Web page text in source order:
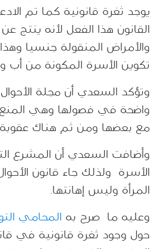
يوجد ثغرة قانونية كما تم
القانون هذا الفعل لأنه ينتج
والأمراض المنقولة جنسيا
تكوين الأسرة المكونة من أب
وتؤكد السعدي أن مجلة
واضحة في فصولها وهي المنع
مع بعضها ومن ثم هناك عقوبة
وأضافت السعدي أن المشرع
الأسرة ولذلك جاء قانون
المرأة وليس إهانتها.
وعليه ما صرح به
المحامي
حول وجود ثغرة قانونية في